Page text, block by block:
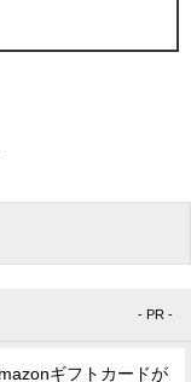
- PR -
ギフトカードが